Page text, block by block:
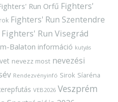
Run Orfű Fighters'
Fighters' Run Szentendre
Fighters' Run Visegrád
Balaton információ kutyás
nevezz most nevezési
Rendezvényinfó Sirok Síaréna
VEB2026 Veszprém